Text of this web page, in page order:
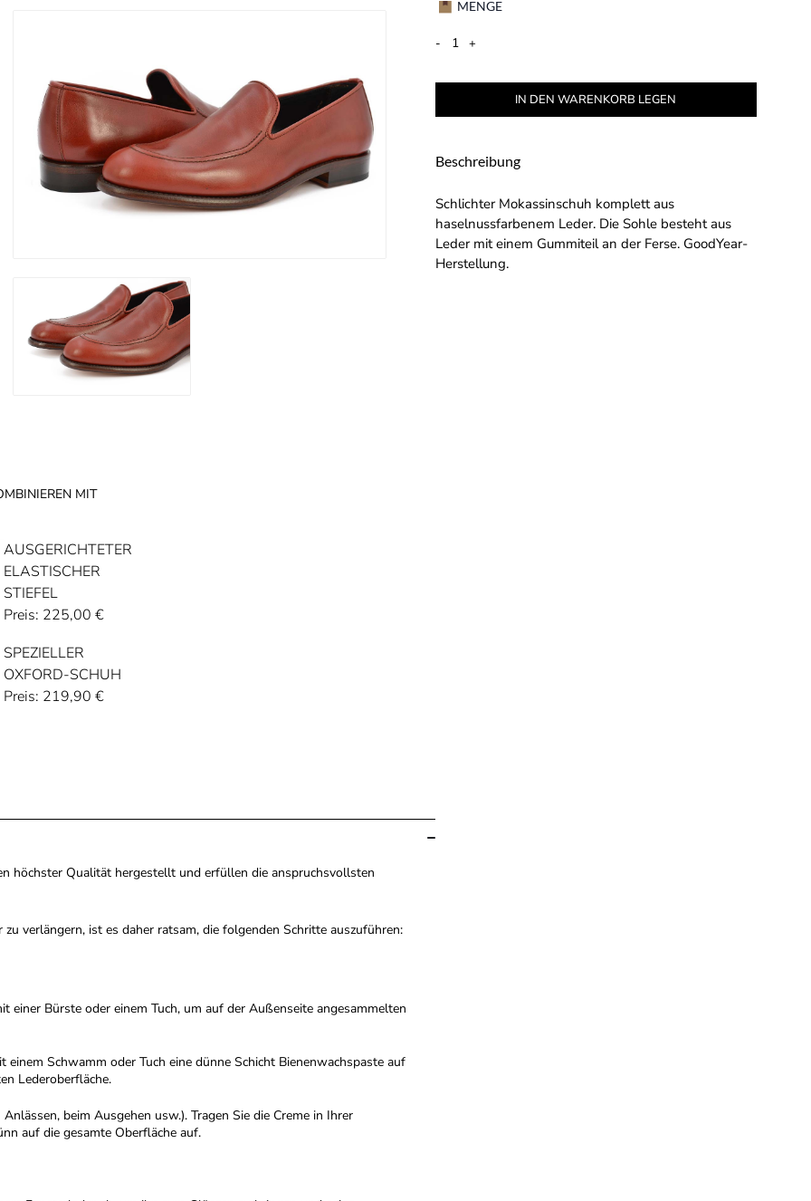
MENGE
- +
IN DEN WARENKORB LEGEN
Beschreibung
Schlichter Mokassinschuh komplett aus
haselnussfarbenem Leder. Die Sohle besteht aus
Leder mit einem Gummiteil an der Ferse. GoodYear-
Herstellung.
MIT
AUSGERICHTETER
ELASTISCHER
STIEFEL
Preis: 225,00€
SPEZIELLER
OXFORD-SCHUH
Preis: 219,90€
höchster Qualität hergestellt und erfüllen die anspruchsvollsten
verlängern, ist es daher ratsam, die folgenden Schritte auszuführen:
einer Bürste oder einem Tuch, um auf der Außenseite angesammelten
einem Schwamm oder Tuch eine dünne Schicht Bienenwachspaste auf
Lederoberfläche.
beim Ausgehen usw.). Tragen Sie die Creme in Ihrer
auf die gesamte Oberfläche auf.